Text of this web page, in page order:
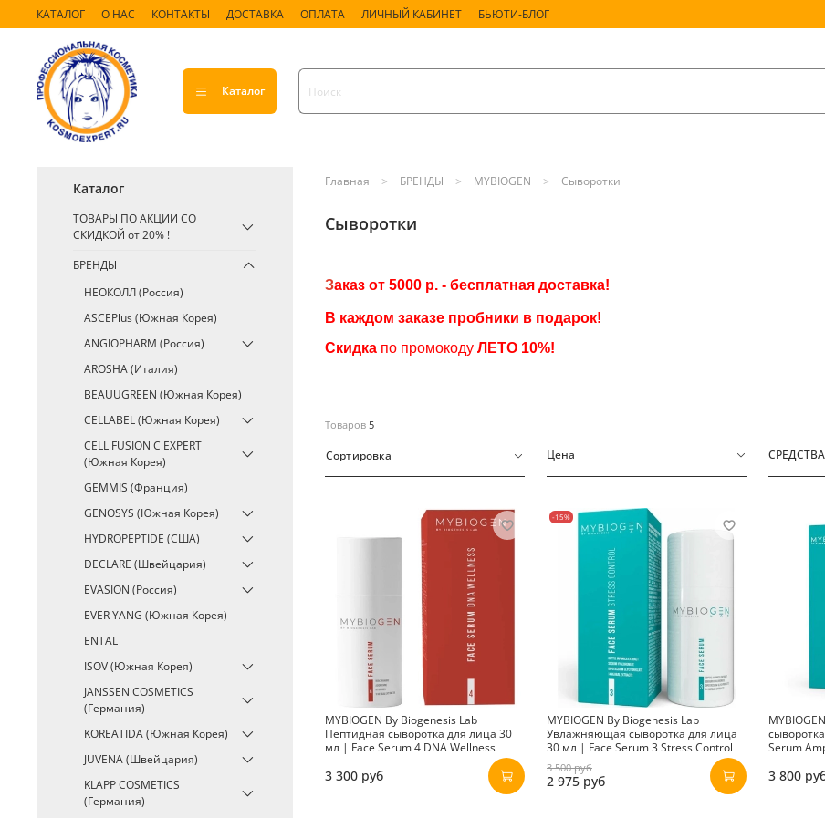
КАТАЛОГ О НАС КОНТАКТЫ ДОСТАВКА ОПЛАТА ЛИЧНЫЙ КАБИНЕТ БЬЮТИ-БЛОГ
Каталог
Главная БРЕНДЫ MYBIOGEN Сыворотки
Сыворотки
Заказ от 5000 р. - бесплатная доставка!
В каждом заказе пробники в подарок!
Скидка по промокодуЛЕТО10%!
Товаров 5
Сортировка Цена
MYBIOGEN By Biogenesis Lab
Пептидная сыворотка для лица 30
мл | Face Serum 4 DNA Wellness
3 300 руб
-15%
MYBIOGEN By Biogenesis Lab
Увлажняющая сыворотка для лица
30 мл | Face Serum 3 Stress Control
3 500 руб
2 975 руб
Serum
3 800
Каталог
ТОВАРЫ ПО АКЦИИ СО
СКИДКОЙ от 20% !
БРЕНДЫ
НЕОКОЛЛ (Россия)
ASCEPlus (Южная Корея)
ANGIOPHARM (Россия)
AROSHA (Италия)
BEAUUGREEN (Южная Корея)
CELLABEL (Южная Корея)
CELL FUSION C EXPERT
(Южная Корея)
GEMMIS (Франция)
GENOSYS (Южная Корея)
HYDROPEPTIDE (США)
DECLARE (Швейцария)
EVASION (Россия)
EVER YANG (Южная Корея)
ENTAL
ISOV (Южная Корея)
JANSSEN COSMETICS
(Германия)
KOREATIDA (Южная Корея)
JUVENA (Швейцария)
KLAPP COSMETICS
(Германия)